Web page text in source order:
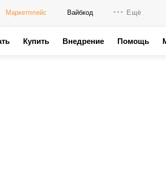
Маркетплейс Вайбкод Ещё
Купить Внедрение Помощь